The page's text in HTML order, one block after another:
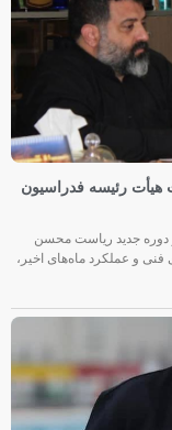
رئیسه فدراسیون
جدید ریاست محسن
و عملکرد ماه‌های اخیر،